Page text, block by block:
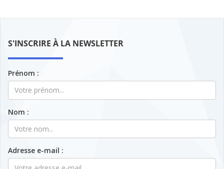
S'INSCRIRE À LA NEWSLETTER
Prénom :
Nom :
Adresse e-mail :